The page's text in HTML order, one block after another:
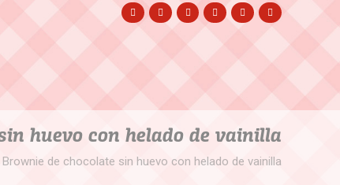
huevo con helado de vainilla
Brownie de chocolate sin huevo con helado de vainilla